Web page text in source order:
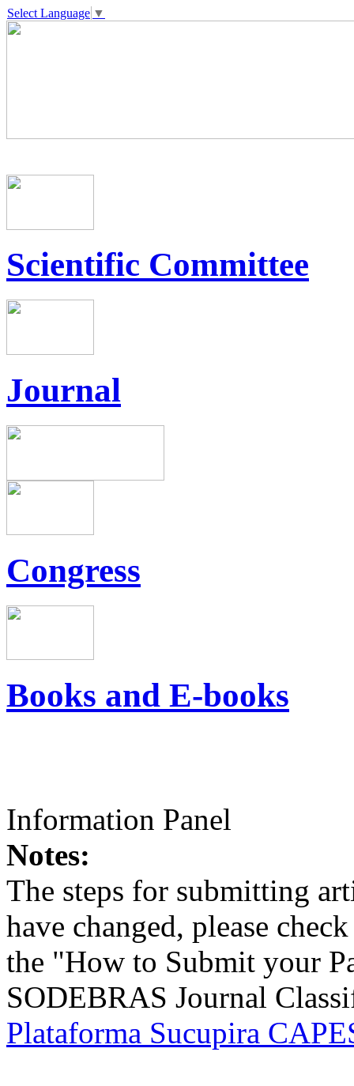
Select Language ▼
Scientific Committee
Journal
Congress
Books and E-books
Information Panel
Notes:
The steps for submitting
have changed, please
the "How to Submit your
SODEBRAS Journal
Plataforma Sucupira